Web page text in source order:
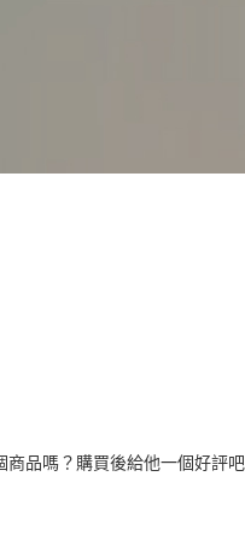
商品嗎？購買後給他一個好評吧